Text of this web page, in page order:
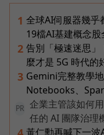
1 全球AI伺服器幾
19檔AI基建概念股
2 告別「極速迷思
麼才是 5G 時代的
3 Gemini完整教學
Notebooks、
PR
企業主管該如何
任的 AI 團隊治理
黃仁勳再喊下一